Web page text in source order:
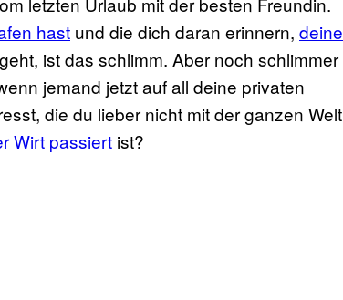
hast und die dich daran erinnern, deine
ist das schlimm. Aber noch schlimmer
jemand jetzt auf all deine privaten
die du lieber nicht mit der ganzen Welt
Wirt passiert ist?